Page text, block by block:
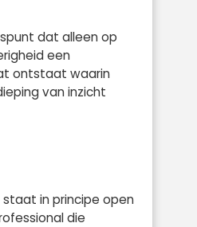
dat alleen op
een
ontstaat waarin
van inzicht
in principe open
die